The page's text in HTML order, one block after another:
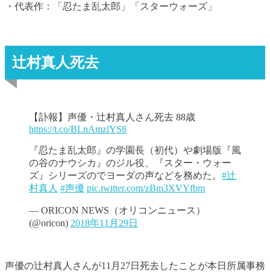
・代表作：「忍たま乱太郎」「スターウォーズ」
辻村真人死去
【訃報】声優・辻村真人さん死去 88歳
https://t.co/BLnAmzlYS8
『忍たま乱太郎』の学園長（初代）や劇場版『風
の谷のナウシカ』のジル役、『スター・ウォー
ズ』シリーズのでヨーダの声などを務めた。 #辻
村真人 #声優 pic.twitter.com/zBm3XVYfbm
— ORICON NEWS（オリコンニュース）
(@oricon) 2018年11月29日
声優の辻村真人さんが11月27日死去したことが本日所属事務